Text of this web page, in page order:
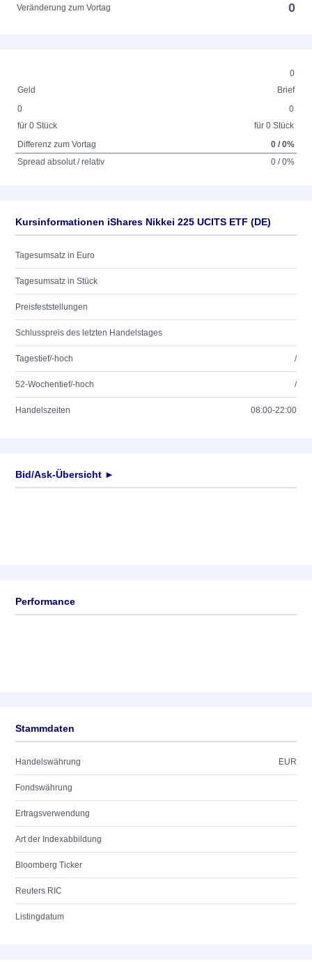
Veränderung zum Vortag 0
0
Geld
Brief
0
für 0 Stück
0
für 0 Stück
Differenz zum Vortag
0 / 0%
Spread absolut / relativ
0 / 0%
Kursinformationen iShares Nikkei 225 UCITS ETF (DE)
Tagesumsatz in Euro
Tagesumsatz in Stück
Preisfeststellungen
Schlusspreis des letzten Handelstages
Tagestief/-hoch /
52-Wochentief/-hoch /
Handelszeiten 08:00-22:00
Bid/Ask-Übersicht ►
Performance
Stammdaten
Handelswährung EUR
Fondswährung
Ertragsverwendung
Art der Indexabbildung
Bloomberg Ticker
Reuters RIC
Listingdatum